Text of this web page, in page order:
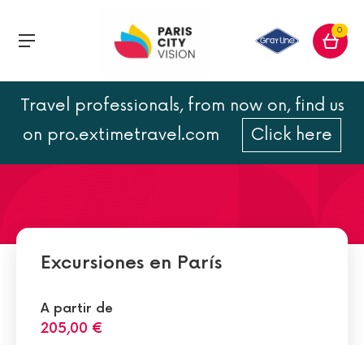
0
Travel professionals, from now on, find us
on pro.extimetravel.com
Click here
Línea 10 del metro de París
Excursiones en París
A partir de
205,00 €